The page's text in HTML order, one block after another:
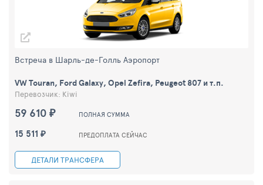
59 610 ₽ ПОЛНАЯ СУММА
15 511 ₽ ПРЕДОПЛАТА СЕЙЧАС
ДЕТАЛИ ТРАНСФЕРА
Встреча в Шарль-де-Голль Аэропорт
VW Touran, Ford Galaxy, Opel Zefira, Peugeot 807 и т.п.
Перевозчик: Kiwi